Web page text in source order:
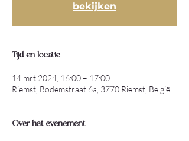
bekijken
Tijd en locatie
14 mrt 2024, 16:00 – 17:00
Riemst, Bodemstraat 6a, 3770 Riemst, België
Over het evenement